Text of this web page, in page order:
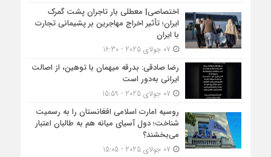
اختصاصی| معطلی بار تاجران پشت گمرک
ایران؛ تأثیر اخراج مهاجرین بر پشیمانی تجارت
با ایران
رضا صادقی: بدرقه میهمان با توهین، از اصالت
ایرانی به‌دور است
روسیه امارت اسلامی افغانستان را به رسمیت
شناخت؛ دول آسیای میانه هم به طالبان اعتبار
می‎‌بخشند؟